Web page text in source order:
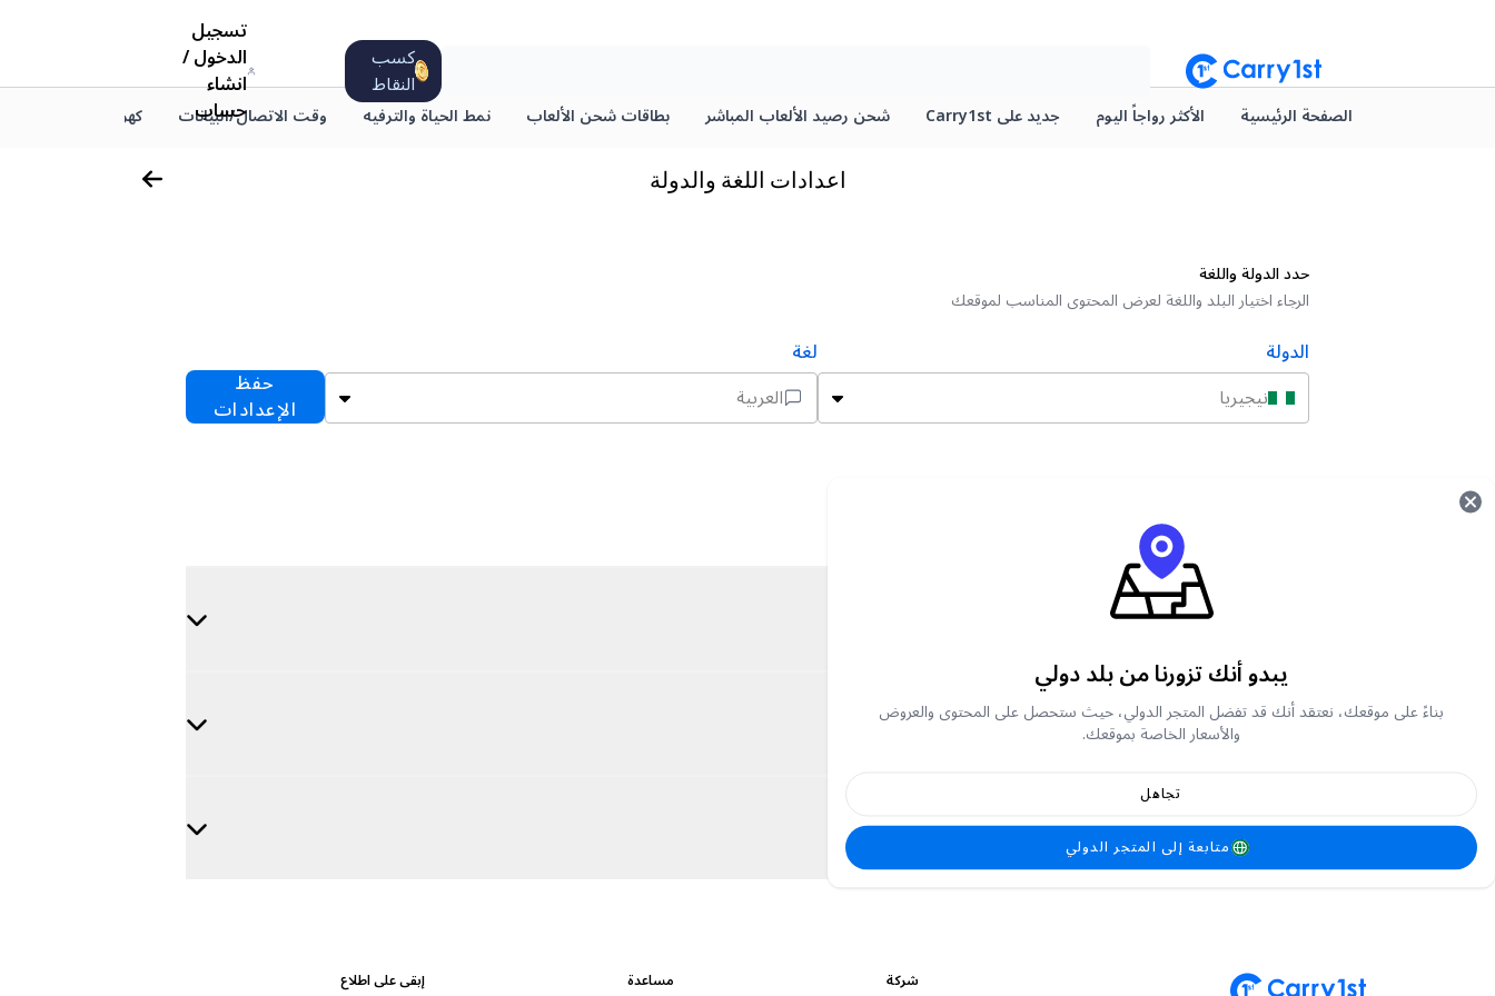
كسب
النقاط
تسجيل
الدخول/
انشاء
حساب الصفحة الرئيسية الأكثر رواجاً اليوم جديد على Carry1st شحن رصيد الألعاب المباشر بطاقات شحن الألعاب نمط الحياة والترفيه وقت الاتصال/البيانات كهرباء
اعدادات اللغة والدولة
حدد الدولة واللغة
الرجاء اختيار البلد واللغة لعرض المحتوى المناسب لموقعك
الدولة
نيجيريا
لغة
العربية
حفظ
الإعدادات
اضغط على الإعداد المسبق للتغيير إلى دولتك ولغتك المفضلة
الشرق الأوسط
بقية دول العالم
شركة مساعدة إبقى على اطلاع
يبدو أنك تزورنا من بلد دولي
بناءً على موقعك، نعتقد أنك قد تفضل المتجر الدولي، حيث ستحصل على المحتوى والعروض
والأسعار الخاصة بموقعك.
تجاهل
متابعة إلى المتجر الدولي